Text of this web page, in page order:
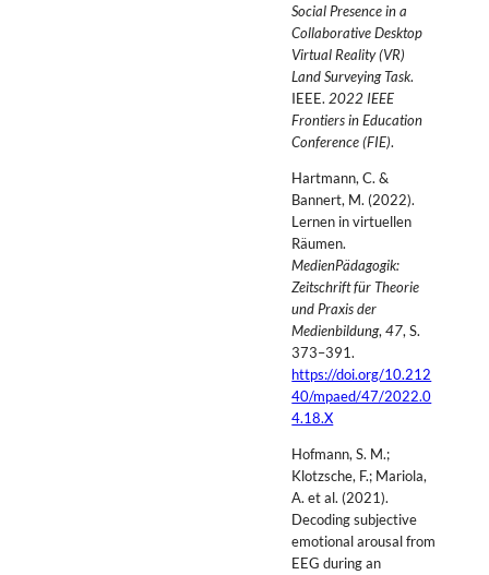
Social Presence in a
Collaborative Desktop
Virtual Reality (VR)
Land Surveying Task.
IEEE.2022 IEEE
Frontiers in Education
Conference (FIE).
Hartmann, C. &
Bannert, M. (2022).
Lernen in virtuellen
Räumen.
MedienPädagogik:
Zeitschrift für Theorie
und Praxis der
Medienbildung,47, S.
373–391.
https://doi.org/10.212
40/mpaed/47/2022.0
4.18.X
Hofmann, S. M.;
Klotzsche, F.; Mariola,
A. et al. (2021).
Decoding subjective
emotional arousal from
EEG during an